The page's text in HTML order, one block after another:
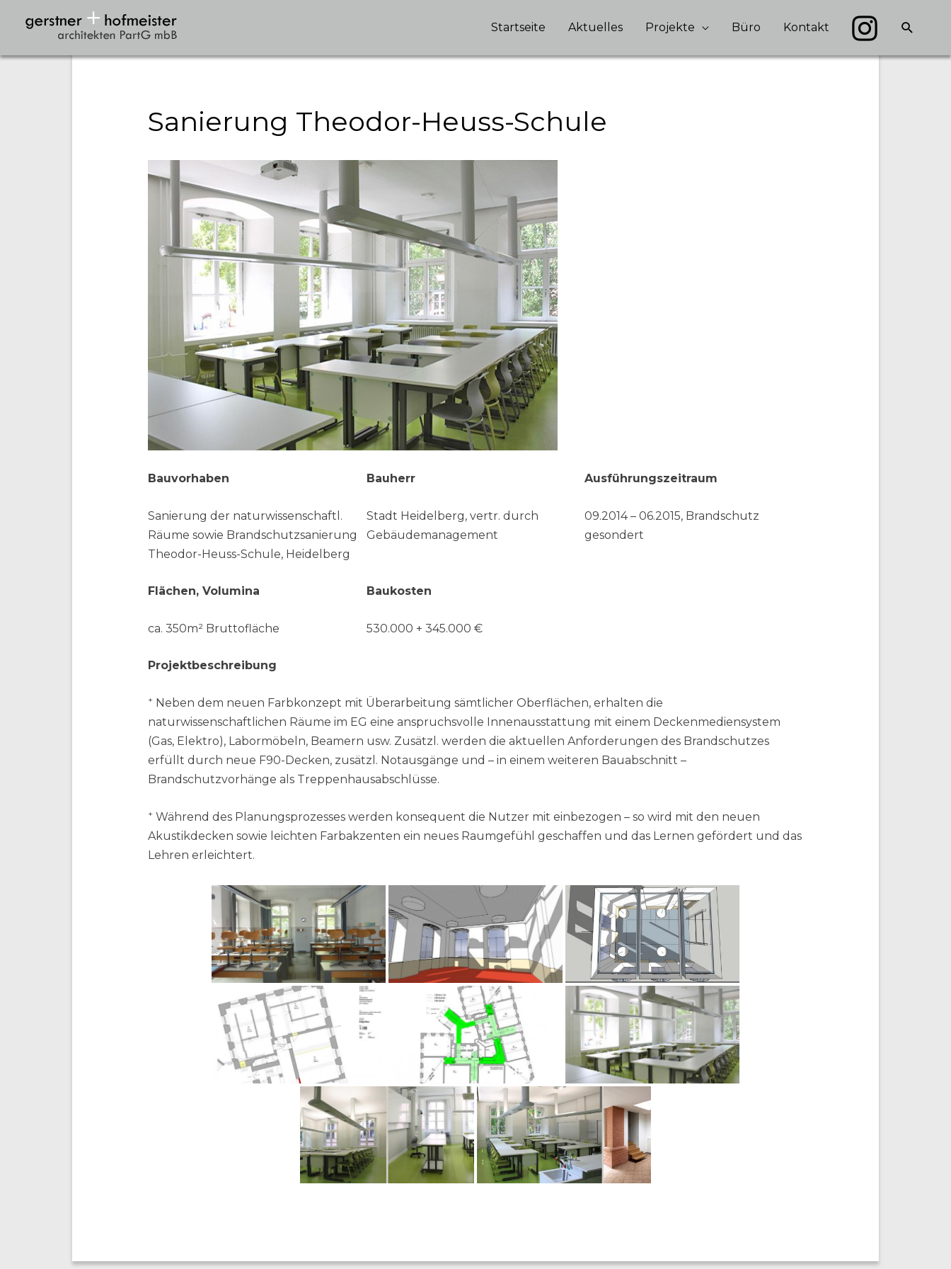
Startseite Aktuelles Projekte Büro Kontakt Suche
Sanierung Theodor-Heuss-Schule
Bauvorhaben
Sanierung der naturwissenschaftl.
Räume sowie Brandschutzsanierung
Theodor-Heuss-Schule, Heidelberg
Bauherr
Stadt Heidelberg, vertr. durch
Gebäudemanagement
Ausführungszeitraum
09.2014 – 06.2015, Brandschutz
gesondert
Flächen, Volumina
ca. 350m² Bruttofläche
Baukosten
530.000 + 345.000 €
Projektbeschreibung
+Neben dem neuen Farbkonzept mit Überarbeitung sämtlicher Oberflächen, erhalten die
naturwissenschaftlichen Räume im EG eine anspruchsvolle Innenausstattung mit einem Deckenmediensystem
(Gas, Elektro), Labormöbeln, Beamern usw. Zusätzl. werden die aktuellen Anforderungen des Brandschutzes
erfüllt durch neue F90-Decken, zusätzl. Notausgänge und – in einem weiteren Bauabschnitt –
Brandschutzvorhänge als Treppenhausabschlüsse.
+Während des Planungsprozesses werden konsequent die Nutzer mit einbezogen – so wird mit den neuen
Akustikdecken sowie leichten Farbakzenten ein neues Raumgefühl geschaffen und das Lernen gefördert und das
Lehren erleichtert.